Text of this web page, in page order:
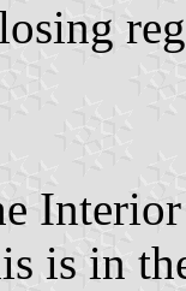
Interior
is in